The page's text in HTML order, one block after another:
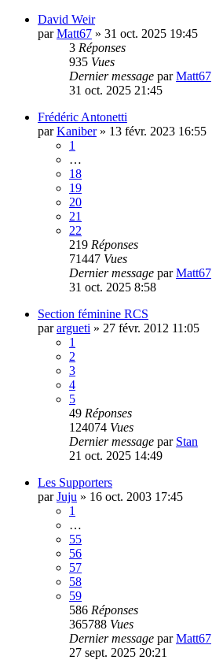
David Weir
parMatt67 » 31 oct. 2025 19:45
3 Réponses
935 Vues
Dernier message parMatt67
31 oct. 2025 21:45
Frédéric Antonetti
parKaniber» 13 févr. 2023 16:55
1
…
18
19
20
21
22
219 Réponses
71447 Vues
Dernier message parMatt67
31 oct. 2025 8:58
Section féminine RCS
parargueti » 27 févr. 2012 11:05
1
2
3
4
5
49 Réponses
124074 Vues
Dernier message par Stan
21 oct. 2025 14:49
Les Supporters
parJuju » 16 oct. 2003 17:45
1
…
55
56
57
58
59
586 Réponses
365788 Vues
Dernier message parMatt67
27 sept. 2025 20:21